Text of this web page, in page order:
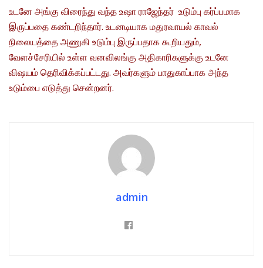
உடனே அங்கு விரைந்து வந்த உஷா ராஜேந்தர் உடும்பு கர்ப்பமாக
இருப்பதை கண்டறிந்தார். உடனடியாக மதுரவாயல் காவல்
நிலையத்தை அணுகி உடும்பு இருப்பதாக கூறியதும்,
வேளச்சேரியில் உள்ள வனவிலங்கு அதிகாரிகளுக்கு உடனே
விஷயம் தெரிவிக்கப்பட்டது. அவர்களும் பாதுகாப்பாக அந்த
உடும்பை எடுத்து சென்றனர்.
admin